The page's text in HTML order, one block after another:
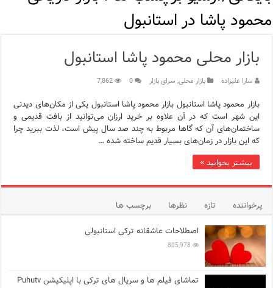
مرکز خرید پولات استانبول | تجربه‌ای متفاوت از خرید و سبک
ویژگی‌های رفتاری و اجتماعی در زبان ترکی استانبولی
ویژگی‌های مثبت شخصیت در زبان ترکی استانبولی
موزه افسانه‌های کارتال استانبول؛ سفری به دنیای قصه‌ها در
موزه ساعت کاخ توپکاپی استانبول
اجاره خانه در استانبول چگونه است؟ راهنمای کامل در سال 2026
محمود پاشا در استانبول
بازار محلی محمود پاشا استانبول
سارا علیزاده بازار محلی, سرای بازار 0
7,862
بازار محمود پاشا استانبول بازار محمود پاشا استانبول یکی از مکان‌های دیدنی
این شهر است که در آن علاوه بر خرید ارزان می‌توانید از بافت قدیمی و
ساختمان‌های آن که گاها مربوط به چند صد سال پیش است، لذت ببرید چرا
که این بازار در زمان‌های بسیار قدیم ساخته شده …
بیشتر بخوانید »
پرخواننده تازه نظرها
برچسب ها
اصطلاحات عاشقانه ترکی استانبولی
805,978
تماشای فیلم ها و سریال های ترکی با اپلیکیشن Puhutv